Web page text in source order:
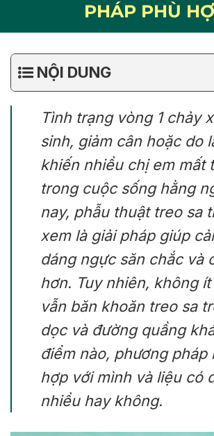
PHÁP PHÙ
NỘI DUNG
Tình trạng vòng 1 chảy
sinh, giảm cân hoặc do
khiến nhiều chị em mất
trong cuộc sống hằng
nay, phẫu thuật treo sa
xem là giải pháp giúp
dáng ngực săn chắc và
hơn. Tuy nhiên, không
vẫn băn khoăn treo sa
dọc và đường quầng
điểm nào, phương pháp
hợp với mình và liệu có
nhiều hay không.